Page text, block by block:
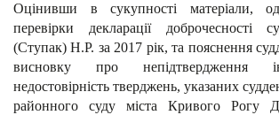
Оцінивши в сукупності матеріали,
перевірки деклараціїдоброчесності
(Ступак) Н.Р. за 2017 рік, та пояснення
висновку про непідтвердження
недостовірність тверджень, указаних
районного суду міста Кривого Рогу